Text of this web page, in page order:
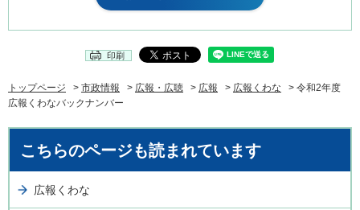
印刷
トップページ > 市政情報 > 広報・広聴 > 広報 > 広報くわな
> 令和2年度
広報くわなバックナンバー
こちらのページも読まれています
広報くわな